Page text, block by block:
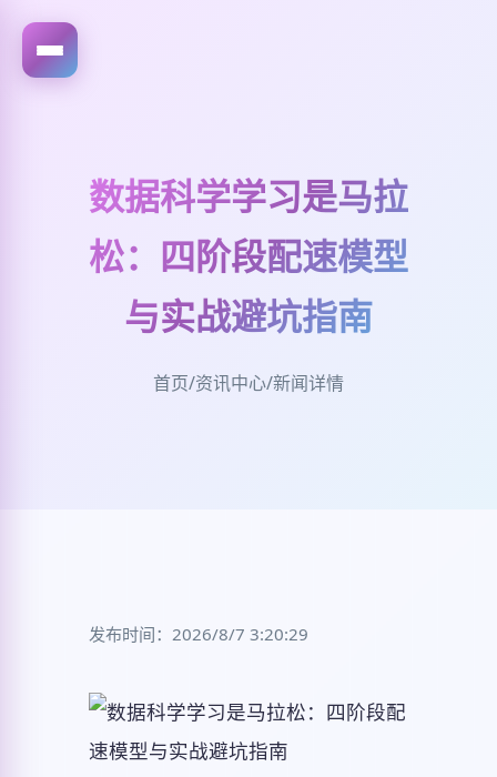
数据科学学习是马拉
松：四阶段配速模型
与实战避坑指南
首页/资讯中心/新闻详情
发布时间：2026/8/7 3:20:29